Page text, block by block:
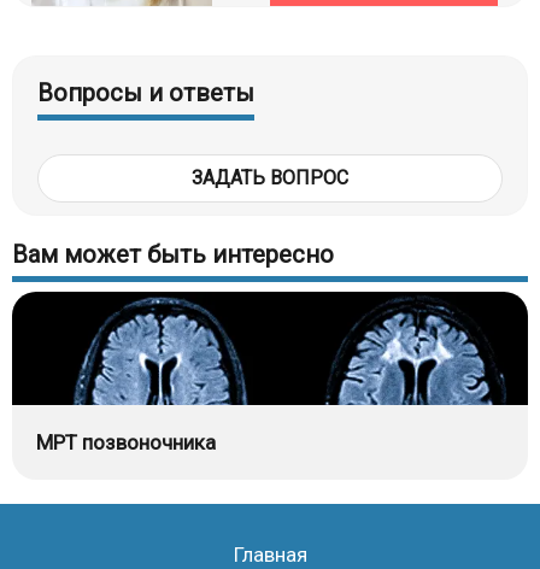
Вопросы и ответы
ЗАДАТЬ ВОПРОС
Вам может быть интересно
МРТ позвоночника
Главная